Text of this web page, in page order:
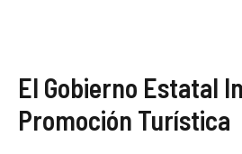
El Gobierno Estatal
Promoción Turística